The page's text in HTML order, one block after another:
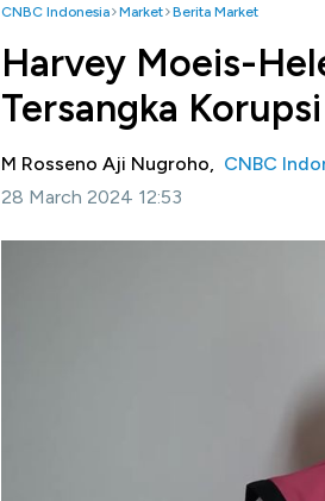
CNBC Indonesia Market Berita Market
Harvey Moeis-
Tersangka
M Rosseno Aji Nugroho, CNBC
28 March 2024 12:53